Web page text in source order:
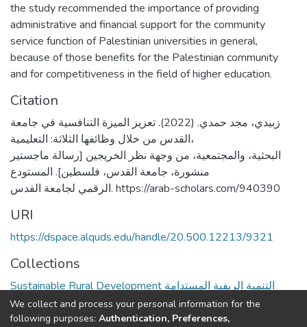
the study recommended the importance of providing
administrative and financial support for the community
service function of Palestinian universities in general,
because of those benefits for the Palestinian community
and for competitiveness in the field of higher education.
Citation
زبيدي، مجد حمدي. (2022). تعزيز الميزة التنافسية في جامعة
القدس من خلال وظائفها الثلاثة: التعليمية،
البحثية، والمجتمعية، من وجهة نظر الخريجين [رسالة ماجستير
منشورة، جامعة القدس، فلسطين]. المستودع
الرقمي لجامعة القدس. https://arab-scholars.com/940390
URI
https://dspace.alquds.edu/handle/20.500.12213/9321
Collections
Sustainable Rural Development التنمية الريفية المستدامة
Full item page
We collect and process your personal information for the
following purposes: Authentication, Preferences,